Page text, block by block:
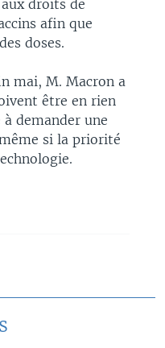
droits de
afin que
doses.
mai, M. Macron a
être en rien
demander une
si la priorité